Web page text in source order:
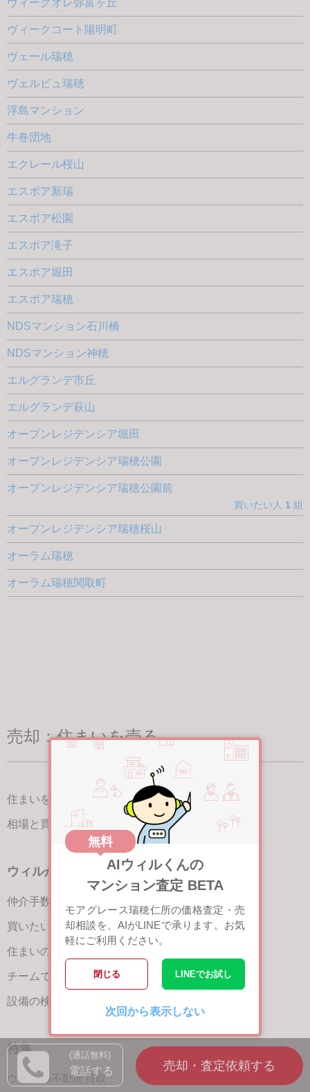
(通話無料)
電話する
ヴィークコート陽明町
ヴェール瑞穂
ヴェルビュ瑞穂
浮島マンション
牛巻団地
エクレール桜山
エスポア新瑞
エスポア松園
エスポア滝子
エスポア堀田
エスポア瑞穂
NDSマンション石川橋
NDSマンション神穂
エルグランデ市丘
エルグランデ萩山
オープンレジデンシア堀田
オープンレジデンシア瑞穂公園
オープンレジデンシア瑞穂公園前
買いたい人 1 組
オープンレジデンシア瑞穂桜山
オーラム瑞穂
オーラム瑞穂関取町
無料
AIウィルくんの
マンション査定 BETA
モアグレース瑞穂仁所の価格査定・売
却相談を、AIがLINEで承ります。お気
軽にご利用ください。
閉じる LINEでお試し
次回から表示しない
売却：住まいを売る
住まいを売る（名古屋） TOP
相場と買いたい人を調べる
ウィルが選ばれる理由
仲介手数料が最大半額
買いたい人が集まる3つの理由
住まいの魅力を引き出す宣伝力
チームで売却をサポート
設備の検査と保証サービス
特集
ウィルの不動産買取